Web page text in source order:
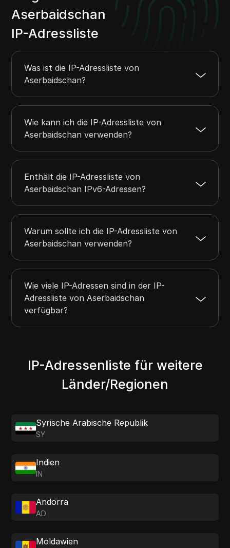
195.28.6.0 195.28.7.255
198.145.224.0
198.145.224.255
208.210.122.0
208.210.122.255
256
208.220.224.0
208.220.231.255
205.164.112.0
Aserbaidschan
IP-Adressliste
Was ist die IP-Adressliste von
Aserbaidschan?
Wie kann ich die IP-Adressliste von
Aserbaidschan verwenden?
Enthält die IP-Adressliste von
Aserbaidschan IPv6-Adressen?
Warum sollte ich die IP-Adressliste von
Aserbaidschan verwenden?
Wie viele IP-Adressen sind in der IP-
Adressliste von Aserbaidschan
verfügbar?
IP-Adressenliste für weitere
Länder/Regionen
Syrische Arabische Republik
SY
Indien
IN
Andorra
AD
Moldawien